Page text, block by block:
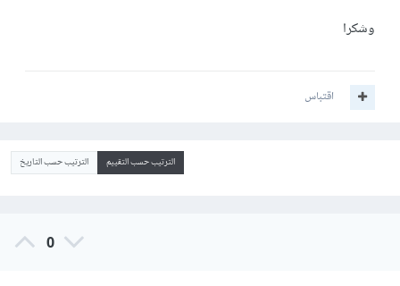
وشكرا
اقتباس
الترتيب حسب التقييم الترتيب حسب التاريخ
0